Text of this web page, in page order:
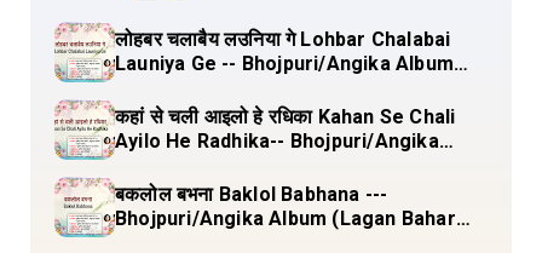
लोहबर चलाबैय लउनिया गे Lohbar Chalabai
Launiya Ge -- Bhojpuri/Angika Album
Lyrics
कहां से चली आइलो हे रधिका Kahan Se Chali
Ayilo He Radhika-- Bhojpuri/Angika
3) Full Lyrics
बकलोल बभना Baklol Babhana ---
Bhojpuri/Angika Album (Lagan Bahar